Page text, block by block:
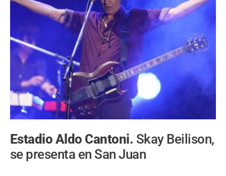
Estadio Aldo Cantoni. Skay Beilison,
se presenta en San Juan